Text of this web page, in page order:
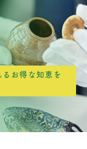
お得な知恵を